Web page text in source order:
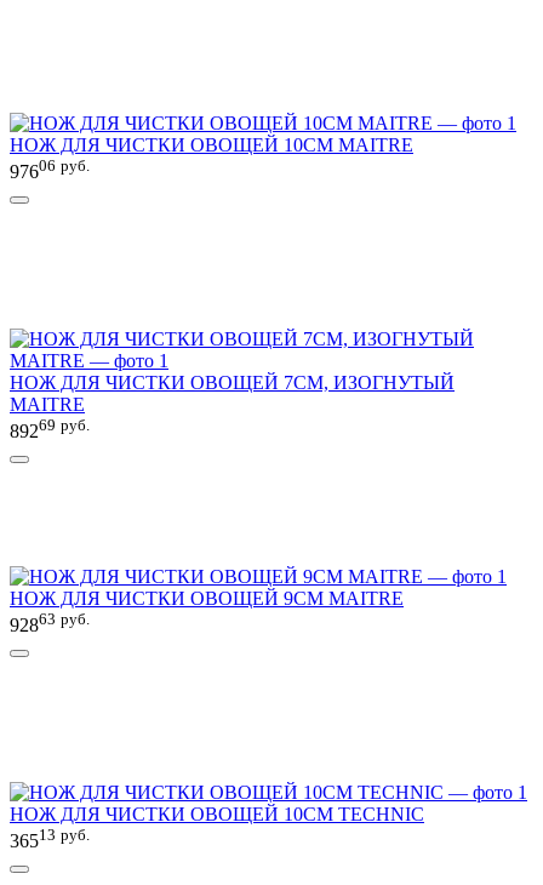
НОЖ ДЛЯ ЧИСТКИ ОВОЩЕЙ 10СМ MAITRE
97606 руб.
НОЖ ДЛЯ ЧИСТКИ ОВОЩЕЙ 7СМ, ИЗОГНУТЫЙ
MAITRE
89269 руб.
НОЖ ДЛЯ ЧИСТКИ ОВОЩЕЙ 9СМ MAITRE
92863 руб.
НОЖ ДЛЯ ЧИСТКИ ОВОЩЕЙ 10СМ TECHNIC
36513 руб.